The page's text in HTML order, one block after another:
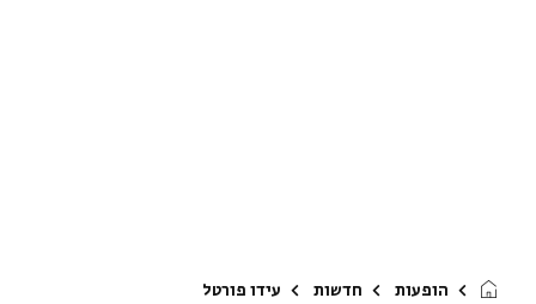
הופעות חדשות עידו פורטל